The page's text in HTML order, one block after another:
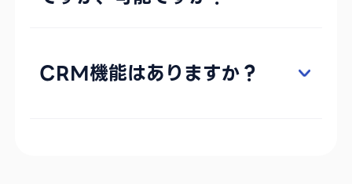
CRM機能はありますか？